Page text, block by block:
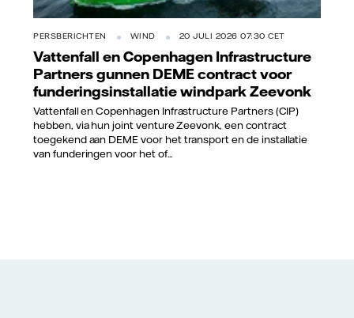
PERSBERICHTEN WIND 20 JULI 2026 07:30 CET
Vattenfall en Copenhagen Infrastructure
Partners gunnen DEME contract voor
funderingsinstallatie windpark Zeevonk
Vattenfall en Copenhagen Infrastructure Partners (CIP)
hebben, via hun joint venture Zeevonk, een contract
toegekend aan DEME voor het transport en de installatie
van funderingen voor het of...